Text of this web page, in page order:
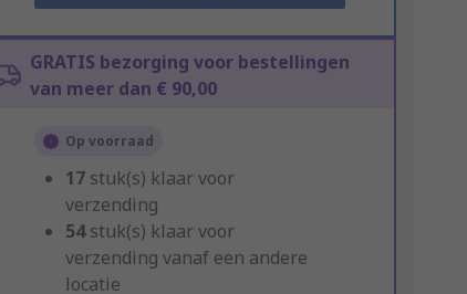
GRATIS bezorging voor bestellingen
van meer dan € 90,00
Op voorraad
17 stuk(s) klaar voor
verzending
54stuk(s) klaar voor
verzending vanaf een andere
locatie